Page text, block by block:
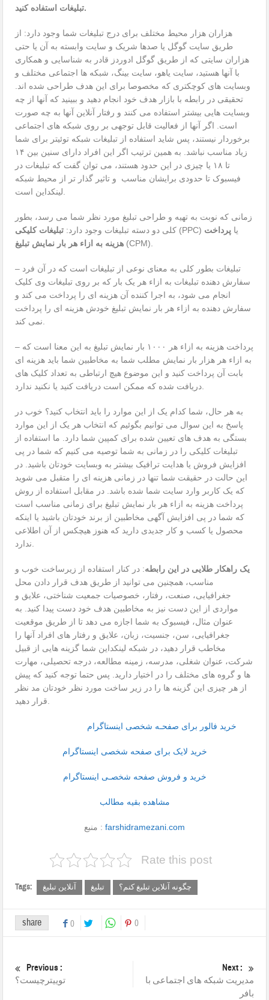
تبلیغات استفاده کنید.
هزاران هزار محیط مختلف برای درج تبلیغات شما وجود دارد: از
طریق سایت گوگل یا صدها شریک و سایت وابسته به آن یا حتی
هزاران سایتی که از طریق گوگل ادوردز قادر به شناسایی و همکاری
با آنها هستید، سایت یاهو، سایت بینگ، شبکه ها اجتماعی مختلف و
وبسایت های کوچکتری که مخصوصا برای این هدف طراحی شده اند.
تحقیقی در رابطه با بازار هدف خود انجام دهید و ببینید که آنها از چه
وبسایت هایی بیشتر استفاده می کنند و رفتار آنلاین آنها به چه صورت
است. اگر آنها از فعالیت قابل توجهی بر روی شبکه های اجتماعی
برخوردار نیستند، پس شاید استفاده از تبلیغات شبکه توئیتر برای شما
زیاد مناسب نباشد. به همین ترتیب اگر این افراد دارای سنین بین ۱۴
تا ۱۸ یا چیزی در این حدود هستند، می توان گفت که تبلیغات در
فیسبوک تا حدودی برایشان مناسب و تاثیر گذار تر از محیط شبکه
زمانی که نوبت به تهیه و طراحی تبلیغ مورد نظر شما می رسد، بطور
کلی دو دسته تبلیغات وجود دارد: تبلیغات کلیکی (PPC) یا پرداخت
هزینه به ازاء هر بار نمایش تبلیغ (CPM).
– تبلیغات بطور کلی به معنای نوعی از تبلیغات است که در آن فرد
سفارش دهنده تبلیغات به ازاء هر یک بار که بر روی تبلیغات وی کلیک
انجام می شود، به اجرا کننده آن هزینه ای را پرداخت می کند و
سفارش دهنده به ازاء هر بار نمایش تبلیغ خودش هزینه ای را پرداخت
– پرداخت هزینه به ازاء هر ۱۰۰۰ بار نمایش تبلیغ به این معنا است که
به ازاء هر هزار بار نمایش مطلب شما به مخاطبین شما باید هزینه ای
بابت آن پرداخت کنید و این موضوع هیچ ارتباطی به تعداد کلیک های
به هر حال، شما کدام یک از این موارد را باید انتخاب کنید؟ خوب در
پاسخ به این سوال می توانیم بگوئیم که انتخاب هر یک از این موارد
بستگی به هدف های تعیین شده برای کمپین شما دارد. ما استفاده از
تبلیغات کلیکی را در زمانی به شما توصیه می کنیم که شما در پی
افزایش فروش یا هدایت ترافیک بیشتر به وبسایت خودتان باشید. در
این حالت در حقیقت شما تنها در زمانی هزینه ای را متقبل می شوید
که یک کاربر وارد سایت شما شده باشد. در مقابل استفاده از روش
پرداخت هزینه به ازاء هر بار نمایش تبلیغ برای زمانی مناسب است
که شما در پی افزایش آگهی مخاطبین از برند خودتان باشید یا اینکه
محصول یا کسب و کار جدیدی دارید که هنوز هیچکس از آن اطلاعی
یک راهکار طلایی در این رابطه: در کنار استفاده از زیرساخت خوب و
مناسب، همچنین می توانید از طریق هدف قرار دادن محل
جغرافیایی، صنعت، رفتار، خصوصیات جمعیت شناختی، علایق و
مواردی از این دست نیز به مخاطبین هدف خود دست پیدا کنید. به
عنوان مثال، فیسبوک به شما اجازه می دهد تا از طریق موقعیت
جغرافیایی، سن، جنسیت، زبان، علایق و رفتار های افراد آنها را
مخاطب قرار دهید، در شبکه لینکداین شما گزینه هایی از قبیل
شرکت، عنوان شغلی، مدرسه، زمینه مطالعه، درجه تحصیلی، مهارت
ها و گروه های مختلف را در اختیار دارید. پس حتما توجه کنید که پیش
از هر چیزی این گزینه ها را در زیر ساخت مورد نظر خودتان مد نظر
خرید فالور برای صفحـه شخصی اینستاگرام
خرید لایک برای صفحه شخصی اینستاگرام
خرید و فروش صفحه شخصـی اینستاگرام
مشاهده بقیه مطالب
منبع : farshidramezani.com
Rate this post
Tags: آنلاین تبلیغ تبلیغ چگونه آنلاین تبلیغ کنم؟
share 0 0
Previous :
توییترچیست؟
Next :
مدیریت شبکه های اجتماعی با
بافر